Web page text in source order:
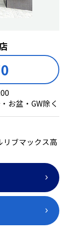
お盆・GW除く
リブマックス高